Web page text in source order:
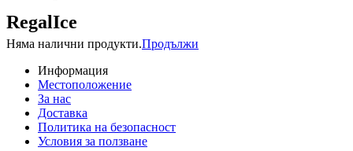
RegalIce
Няма налични продукти.Продължи
Информация
Местоположение
За нас
Доставка
Политика на безопасност
Условия за ползване